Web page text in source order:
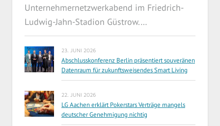
Unternehmernetzwerkabend im Friedrich-
Ludwig-Jahn-Stadion Güstrow.…
23. JUNI 2026
Abschlusskonferenz Berlin präsentiert souveränen
Datenraum für zukunftsweisendes Smart Living
22. JUNI 2026
LG Aachen erklärt Pokerstars Verträge mangels
deutscher Genehmigung nichtig